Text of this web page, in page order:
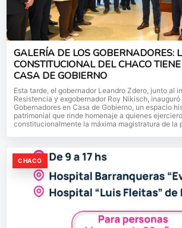
GALERÍA DE LOS GOBERNADORES:
CONSTITUCIONAL DEL CHACO
CASA DE GOBIERNO
Esta tarde, el gobernador Leandro Zdero, junto al
Resistencia y exgobernador Roy Nikisch, inauguró
Gobernadores en Casa de Gobierno, un espacio
patrimonial que rinde homenaje a quienes
constitucionalmente la máxima magistratura de la
CHACO